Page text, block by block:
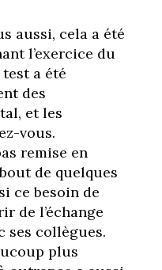
aussi, cela a été
l’exercice du
a été
des
et les
vous.
remise en
de quelques
ce besoin de
de l’échange
ses collègues.
plus